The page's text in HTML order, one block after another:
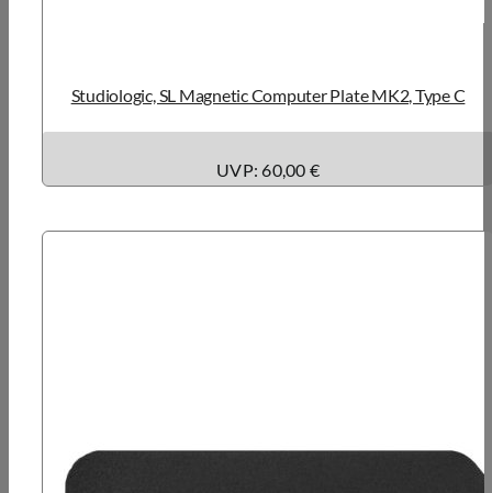
Studiologic, SL Magnetic Computer Plate MK2, Type C
UVP: 60,00 €